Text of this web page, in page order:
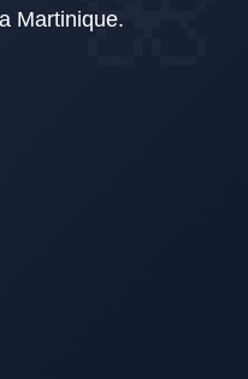
Martinique.